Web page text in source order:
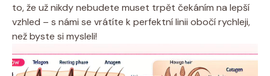
to, že už nikdy nebudete muset trpět čekáním na lepší
vzhled – s námi se vrátíte k perfektní linii obočí rychleji,
než byste si mysleli!